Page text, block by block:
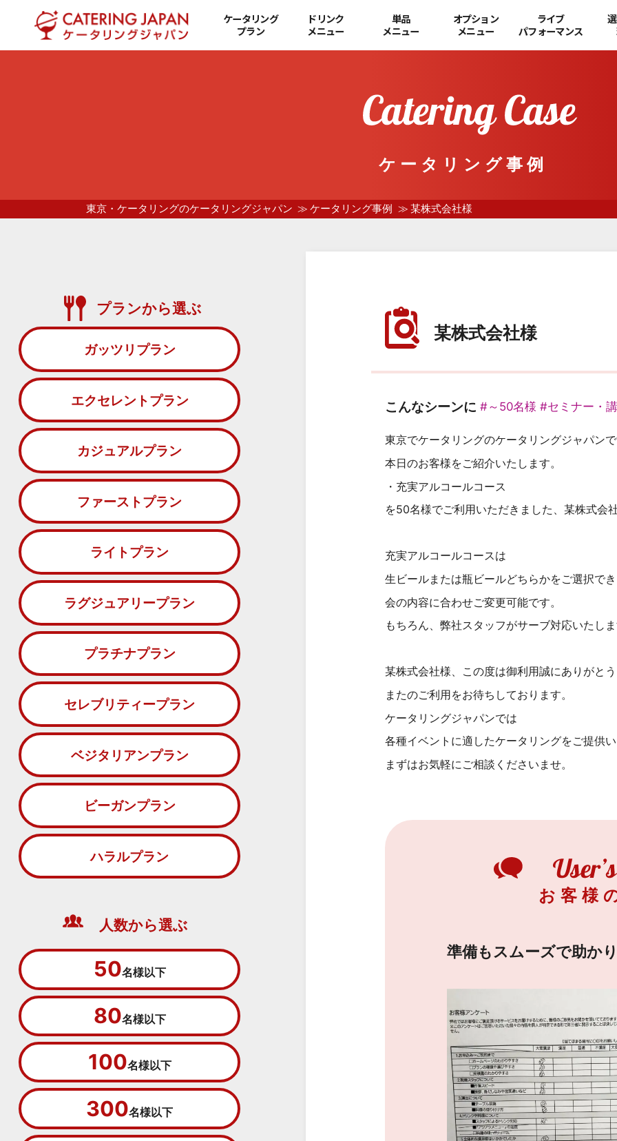
ケータリング
プラン
ドリンク
メニュー
単品
メニュー
オプション
メニュー
ライブ
パフォーマンス
ケータリング事例
東京・ケータリングのケータリングジャパン ケータリング事例 某株式会社様
某株式会社様
こんなシーンに #～50名様 #セミナー・
東京でケータリングのケータリングジャパン
本日のお客様をご紹介いたします。
・充実アルコールコース
を50名様でご利用いただきました、某株式会
充実アルコールコースは
生ビールまたは瓶ビールどちらかをご選択で
会の内容に合わせご変更可能です。
もちろん、弊社スタッフがサーブ対応いたし
某株式会社様、この度は御利用誠にありがと
またのご利用をお待ちしております。
ケータリングジャパンでは
各種イベントに適したケータリングをご提供
まずはお気軽にご相談くださいませ。
お客様
準備もスムーズで助か
プランから選ぶ
ガッツリプラン
エクセレントプラン
カジュアルプラン
ファーストプラン
ライトプラン
ラグジュアリープラン
プラチナプラン
セレブリティープラン
ベジタリアンプラン
ビーガンプラン
ハラルプラン
人数から選ぶ
50名様以下
80名様以下
100名様以下
300名様以下